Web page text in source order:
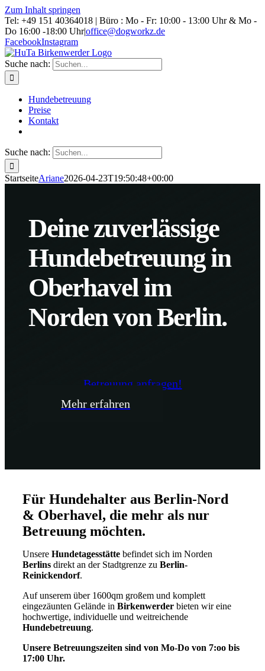
Zum Inhalt springen
Tel: +49 151 40364018 | Büro : Mo - Fr: 10:00 - 13:00 Uhr & Mo -
Do 16:00 -18:00 Uhr|office@dogworkz.de
FacebookInstagram
Suche nach:
Hundebetreuung
Preise
Kontakt
Suche nach:
StartseiteAriane2026-04-23T19:50:48+00:00
Deine zuverlässige
Hunde­betreuung in
Oberhavel im
Norden von Berlin.
Betreuung anfragen!
Mehr erfahren
Für Hundehalter aus Berlin-Nord
& Oberhavel, die mehr als nur
Betreuung möchten.
Unsere Hundetagesstättebefindet sich im Norden
Berlinsdirekt an der Stadtgrenze zu Berlin-
Reinickendorf.
Auf unserem über 1600qm großem und komplett
eingezäunten Gelände in Birkenwerderbieten wir eine
hochwertige, individuelle und weitreichende
Hundebetreuung.
Unsere Betreuungszeiten sind von Mo-Do von 7:oo bis
17:00 Uhr.